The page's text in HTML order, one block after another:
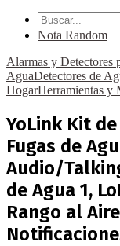
Nota Random
Alarmas y Detectores
AguaDetectores de
HogarHerramientas y
YoLink Kit
Fugas de
Audio/
de Agua 1,
Rango al